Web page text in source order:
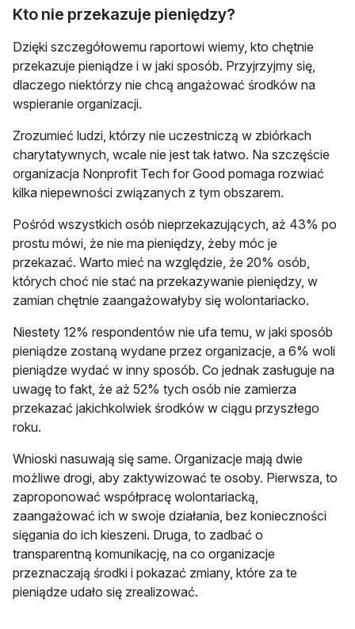
Kto nie przekazuje pieniędzy?
Dzięki szczegółowemu raportowi wiemy, kto chętnie
przekazuje pieniądze i w jaki sposób. Przyjrzyjmy się,
dlaczego niektórzy nie chcą angażować środków na
wspieranie organizacji.
Zrozumieć ludzi, którzy nie uczestniczą w zbiórkach
charytatywnych, wcale nie jest tak łatwo. Na szczęście
organizacja Nonprofit Tech for Good pomaga rozwiać
kilka niepewności związanych z tym obszarem.
Pośród wszystkich osób nieprzekazujących, aż 43% po
prostu mówi, że nie ma pieniędzy, żeby móc je
przekazać. Warto mieć na względzie, że 20% osób,
których choć nie stać na przekazywanie pieniędzy, w
zamian chętnie zaangażowałyby się wolontariacko.
Niestety 12% respondentów nie ufa temu, w jaki sposób
pieniądze zostaną wydane przez organizacje, a 6% woli
pieniądze wydać w inny sposób. Co jednak zasługuje na
uwagę to fakt, że aż 52% tych osób nie zamierza
przekazać jakichkolwiek środków w ciągu przyszłego
roku.
Wnioski nasuwają się same. Organizacje mają dwie
możliwe drogi, aby zaktywizować te osoby. Pierwsza, to
zaproponować współpracę wolontariacką,
zaangażować ich w swoje działania, bez konieczności
sięgania do ich kieszeni. Druga, to zadbać o
transparentną komunikację, na co organizacje
przeznaczają środki i pokazać zmiany, które za te
pieniądze udało się zrealizować.